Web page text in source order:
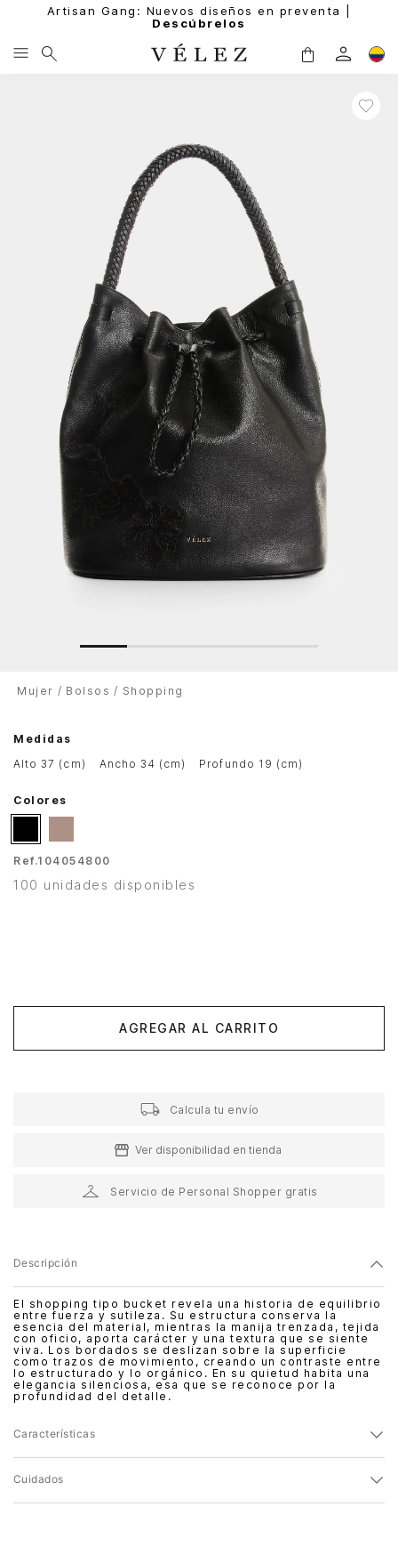
Artisan Gang: Nuevos diseños en preventa |
Descúbrelos
Mujer Bolsos Shopping
Medidas
alto 37 (cm)
ancho 34 (cm) profundo 19 (cm)
Colores
Ref.104054800
100 unidades disponibles
AGREGAR AL CARRITO
Calcula tu envío
Ver disponibilidad en tienda
Servicio de Personal Shopper gratis
Descripción
El shopping tipo bucket revela una historia de equilibrio
entre fuerza y sutileza. Su estructura conserva la
esencia del material, mientras la manija trenzada, tejida
con oficio, aporta carácter y una textura que se siente
viva. Los bordados se deslizan sobre la superficie
como trazos de movimiento, creando un contraste entre
lo estructurado y lo orgánico. En su quietud habita una
elegancia silenciosa, esa que se reconoce por la
profundidad del detalle.
Características
Cuidados